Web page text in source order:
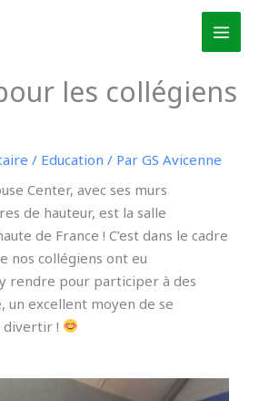
les collégiens
/ Education / ParGS Avicenne
Center, avec ses murs
de hauteur, est la salle
de France ! C’est dans le cadre
nos collégiens ont eu
rendre pour participer à des
un excellent moyen de se
divertir !